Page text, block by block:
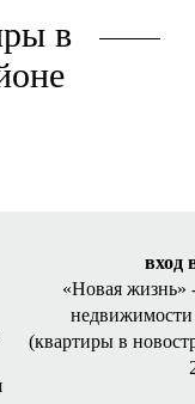
в
вход
«Новая жизнь»
(квартиры в